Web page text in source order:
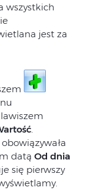
wszystkich
jest za
.
datą Od dnia
się pierwszy